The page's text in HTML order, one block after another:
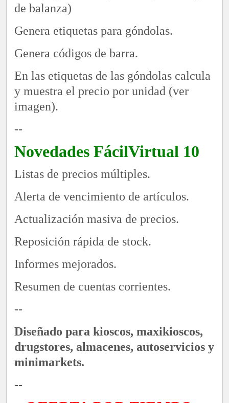
de balanza)
Genera etiquetas para góndolas.
Genera códigos de barra.
En las etiquetas de las góndolas calcula
y muestra el precio por unidad (ver
imagen).
--
Novedades FácilVirtual 10
Listas de precios múltiples.
Alerta de vencimiento de artículos.
Actualización masiva de precios.
Reposición rápida de stock.
Informes mejorados.
Resumen de cuentas corrientes.
--
Diseñado para kioscos, maxikioscos,
drugstores, almacenes, autoservicios y
minimarkets.
--